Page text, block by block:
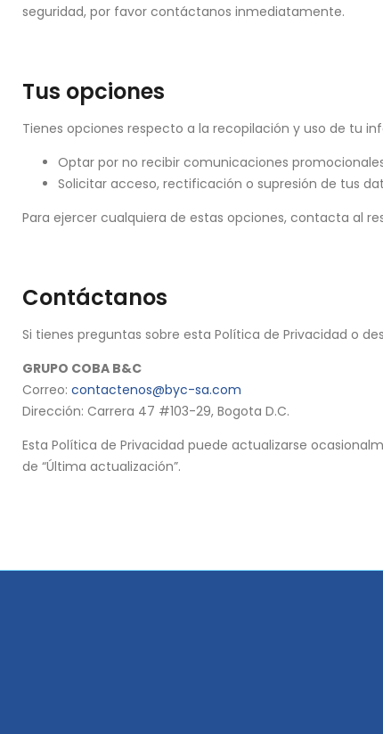
seguridad, por favor contáctanos inmediatamente.
Tus opciones
Tienes opciones respecto a la recopilación y uso de tu
Optar por no recibir comunicaciones
Solicitar acceso, rectificación o supresión de tus
Para ejercer cualquiera de estas opciones, contacta al
Contáctanos
Si tienes preguntas sobre esta Política de Privacidad o
GRUPO COBA B&C
Correo: contactenos@byc-sa.com
Dirección: Carrera 47 #103-29, Bogota D.C.
Esta Política de Privacidad puede actualizarse
de “Última actualización”.